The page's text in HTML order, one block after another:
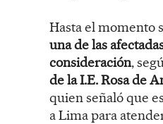
Hasta el momento
una de las
consideración,
de la I.E. Rosa de
quien señaló que
a Lima para